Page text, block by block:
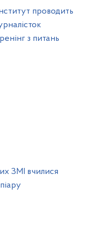
проводить
з питань
ЗМІ вчилися